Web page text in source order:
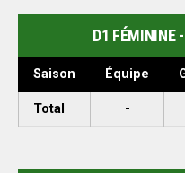
D1 FÉMININE
Saison Équipe
Total -